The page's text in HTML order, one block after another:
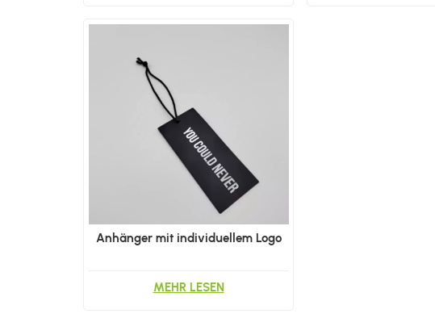
Anhänger mit individuellem Logo
MEHR LESEN